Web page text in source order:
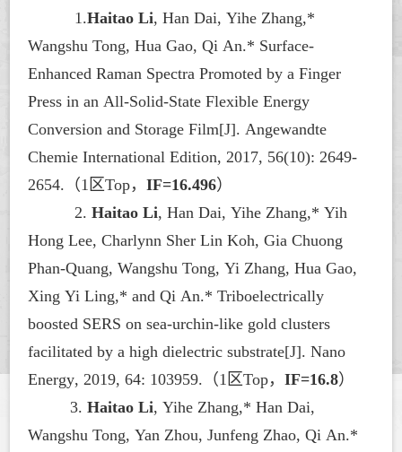
1 .Haitao Li, Han Dai, Yihe Zhang,*
Wangshu Tong, Hua Gao, Qi An.* Surface-
Enhanced Raman Spectra Promoted by a Finger
Press in an All-Solid-State Flexible Energy
Conversion and Storage Film[J]. Angewandte
Chemie International Edition, 2017, 56(10): 2649-
2654. （1区Top，IF=16.496）
2.Haitao Li, Han Dai, Yihe Zhang,* Yih
Hong Lee, Charlynn Sher Lin Koh, Gia Chuong
Phan-Quang, Wangshu Tong, Yi Zhang, Hua Gao,
Xing Yi Ling,* and Qi An.* Triboelectrically
boosted SERS on sea-urchin-like gold clusters
facilitated by a high dielectric substrate[J].Nano
Energy, 2019, 64: 103959. （1区Top，IF=16.8）
3.Haitao Li, Yihe Zhang,* Han Dai,
Wangshu Tong, Yan Zhou, Junfeng Zhao, Qi An.*